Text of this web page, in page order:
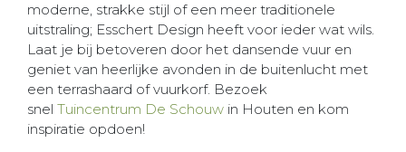
moderne, strakke stijl of een meer traditionele
uitstraling; Esschert Design heeft voor ieder wat wils.
Laat je bij betoveren door het dansende vuur en
geniet van heerlijke avonden in de buitenlucht met
een terrashaard of vuurkorf. Bezoek
snel Tuincentrum De Schouw in Houten en kom
inspiratie opdoen!